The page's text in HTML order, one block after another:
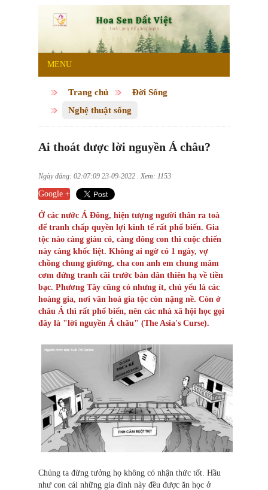
MENU
Trang chủ
Đời Sống
Nghệ thuật sống
Ai thoát được lời nguyền Á châu?
Ngày đăng: 02:07:09 23-09-2022 . Xem: 1153
Google +
Ở các nước Á Đông, hiện tượng người thân ra toà
để tranh chấp quyền lợi kinh tế rất phổ biến. Gia
tộc nào càng giàu có, càng đông con thì cuộc chiến
này càng khốc liệt. Không ai ngờ có 1 ngày, vợ
chồng chung giường, cha con anh em chung mâm
cơm đứng tranh cãi trước bàn dân thiên hạ về tiền
bạc. Phương Tây cũng có nhưng ít, chủ yếu là các
hoàng gia, nơi văn hoá gia tộc còn nặng nề. Còn ở
châu Á thì rất phổ biến, nên các nhà xã hội học gọi
đây là "lời nguyền Á châu" (The Asia's Curse).
Chúng ta đừng tưởng họ không có nhận thức tốt. Hầu
như con cái những gia đình này đều được ăn học ở